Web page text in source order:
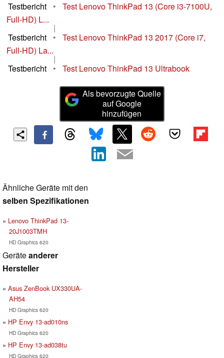
Testbericht
•
Test Lenovo ThinkPad 13 (Core i3-7100U,
Full-HD) L...
|
Testbericht
•
Test Lenovo ThinkPad 13 2017 (Core i7,
Full-HD) La...
|
Testbericht
• Test Lenovo ThinkPad 13 Ultrabook
Als bevorzugte Quelle
auf Google
hinzufügen
Ähnliche Geräte mit den
selben Spezifikationen
Lenovo ThinkPad 13-
20J1003TMH
HD Graphics 620
Geräteanderer
Hersteller
Asus ZenBook UX330UA-
AH54
HD Graphics 620
HP Envy 13-ad010ns
HD Graphics 620
HP Envy 13-ad038tu
HD Graphics 620